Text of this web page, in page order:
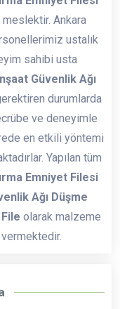
Ankara
ustalık
sahibi usta
Güvenlik Ağı
durumlarda
ve deneyimle
en etkili yöntemi
Yapılan tüm
Emniyet Filesi
Ağı Düşme
olarak malzeme